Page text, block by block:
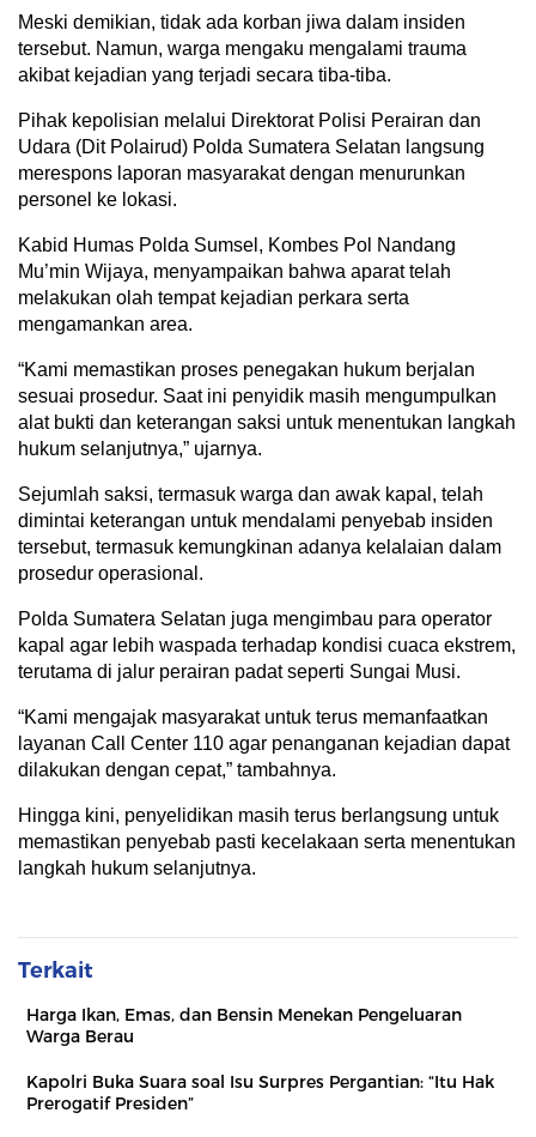
Meski demikian, tidak ada korban jiwa dalam insiden
tersebut. Namun, warga mengaku mengalami trauma
akibat kejadian yang terjadi secara tiba-tiba.
Pihak kepolisian melalui Direktorat Polisi Perairan dan
Udara (Dit Polairud) Polda Sumatera Selatan langsung
merespons laporan masyarakat dengan menurunkan
personel ke lokasi.
Kabid Humas Polda Sumsel, Kombes Pol Nandang
Mu’min Wijaya, menyampaikan bahwa aparat telah
melakukan olah tempat kejadian perkara serta
mengamankan area.
“Kami memastikan proses penegakan hukum berjalan
sesuai prosedur. Saat ini penyidik masih mengumpulkan
alat bukti dan keterangan saksi untuk menentukan langkah
hukum selanjutnya,” ujarnya.
Sejumlah saksi, termasuk warga dan awak kapal, telah
dimintai keterangan untuk mendalami penyebab insiden
tersebut, termasuk kemungkinan adanya kelalaian dalam
prosedur operasional.
Polda Sumatera Selatan juga mengimbau para operator
kapal agar lebih waspada terhadap kondisi cuaca ekstrem,
terutama di jalur perairan padat seperti Sungai Musi.
“Kami mengajak masyarakat untuk terus memanfaatkan
layanan Call Center 110 agar penanganan kejadian dapat
dilakukan dengan cepat,” tambahnya.
Hingga kini, penyelidikan masih terus berlangsung untuk
memastikan penyebab pasti kecelakaan serta menentukan
langkah hukum selanjutnya.
Terkait
Harga Ikan, Emas, dan Bensin Menekan Pengeluaran
Warga Berau
Kapolri Buka Suara soal Isu Surpres Pergantian: “Itu Hak
Prerogatif Presiden”